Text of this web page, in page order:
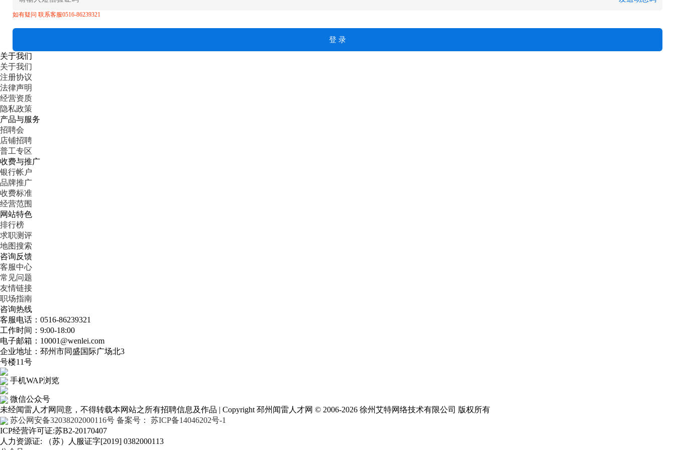
如有疑问 联系客服0516-86239321
关于我们
关于我们
注册协议
法律声明
经营资质
隐私政策
产品与服务
招聘会
店铺招聘
普工专区
收费与推广
银行帐户
品牌推广
收费标准
经营范围
网站特色
排行榜
求职测评
地图搜索
咨询反馈
客服中心
常见问题
友情链接
职场指南
咨询热线
客服电话：0516-86239321
工作时间：9:00-18:00
电子邮箱：10001@wenlei.com
企业地址：邳州市同盛国际广场北3
号楼11号
手机WAP浏览
微信公众号
未经闻雷人才网同意，不得转载本网站之所有招聘信息及作品 | Copyright 邳州闻雷人才网 © 2006-2026 徐州艾特网络技术有限公司 版权所有
苏公网安备32038202000116号 备案号： 苏ICP备14046202号-1
ICP经营许可证:苏B2-20170407
人力资源证: （苏）人服证字[2019] 0382000113